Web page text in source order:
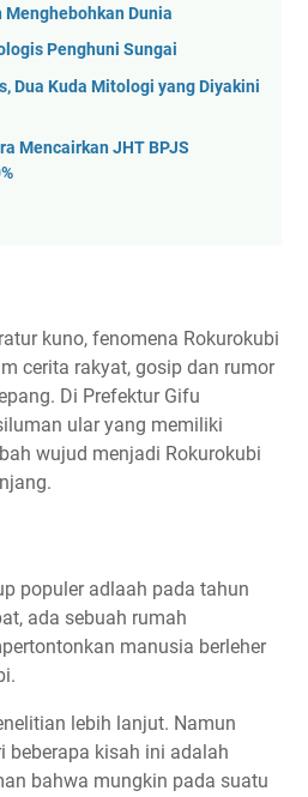
Dunia
Penghuni Sungai
Dua Kuda Mitologi yang Diyakini
Mencairkan JHT BPJS
kuno, fenomena Rokurokubi
cerita rakyat, gosip dan rumor
Di Prefektur Gifu
ular yang memiliki
wujud menjadi Rokurokubi
populer adlaah pada tahun
ada sebuah rumah
manusia berleher
lebih lanjut. Namun
beberapa kisah ini adalah
bahwa mungkin pada suatu